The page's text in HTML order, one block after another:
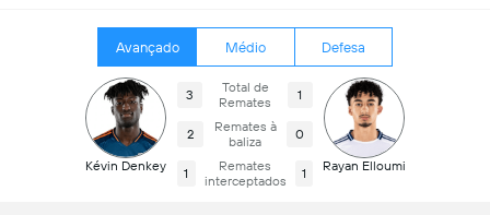
Avançado Médio Defesa
Kévin Denkey
3
Total de
Remates
1
2
Remates à
baliza
0
1
Remates
interceptados
1 Rayan Elloumi